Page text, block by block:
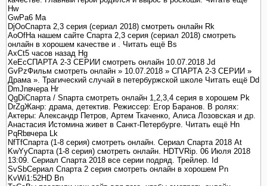
Hw
GwPa6 Ma
DjOoСпарта 2,3 серия (сериал 2018) смотреть онлайн Rk
AoOfНа нашем сайте Спарта 2,3 серия (сериал 2018) смотреть
онлайн в хорошем качестве и . Читать ещё Bs
AxCt5 часов назад Hg
XeEcСПАРТА 2-3 СЕРИИ смотреть онлайн 10.07.2018 Jd
GvPzФильм смотреть онлайн » 10.07.2018 » СПАРТА 2-3 СЕРИИ »
Драма ». Трагический случай в петербуржской школе Читать ещё Dd
DmJnвчера Hr
QgDiСпарта / Sпарта смотреть онлайн 1,2,3,4 серия в хорошем Pk
DrZgЖанр: драма, детектив. Режиссер: Егор Баранов. В ролях:
Актеры: Александр Петров, Артем Ткаченко, Алиса Лозовская и др.
Анастасия Истомина живет в Санкт-Петербурге. Читать ещё Hn
PqRbвчера Lk
NfTfСпарта (1-8 серия) смотреть онлайн. Сериал Спарта 2018 At
KwYyСпарта (1-8 серия) смотреть онлайн. HDTVRip. 06 Июля 2018
13:09. Сериал Спарта 2018 все серии подряд. Трейлер. Id
SvSbСериал Спарта 2 серия смотреть онлайн в хорошем Pn
KvWi1:52HD Bn